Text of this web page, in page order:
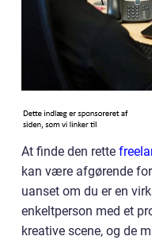
At finde den rette
kan være afgørende
uanset om du er en
enkeltperson med et
kreative scene, og de